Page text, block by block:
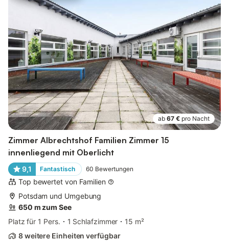
ab 67 € pro Nacht
Zimmer Albrechtshof Familien Zimmer 15
innenliegend mit Oberlicht
9,1 Fantastisch 60 Bewertungen
Top bewertet von Familien
Potsdam und Umgebung
650 m zum See
Platz für 1 Pers.
1 Schlafzimmer
15 m²
8 weitere Einheiten verfügbar